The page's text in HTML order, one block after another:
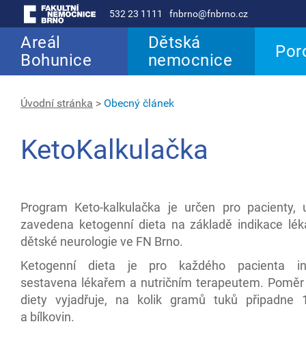
532 23 1111 fnbrno@fnbrno.cz
Areál
Bohunice
Dětská
nemocnice
Úvodní stránka > Obecný článek
KetoKalkulačka
Program Keto-kalkulačka je určen pro pacienty,
zavedena ketogenní dieta na základě indikace
dětské neurologie ve FN Brno.
Ketogenní dieta je pro každého pacienta
sestavena lékařem a nutričním terapeutem.
diety vyjadřuje, na kolik gramů tuků připadne
a bílkovin.